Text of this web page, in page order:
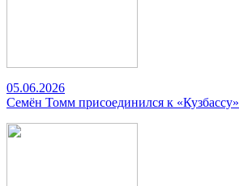
05.06.2026
Семён Томм присоединился к «Кузбассу»